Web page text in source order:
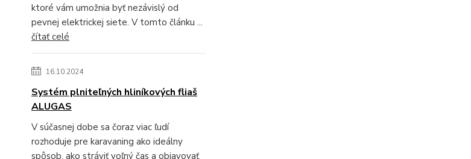
ktoré vám umožnia byť nezávislý od
pevnej elektrickej siete. V tomto článku ...
čítať celé
16.10.2024
Systém plniteľných hliníkových fliaš
ALUGAS
V súčasnej dobe sa čoraz viac ľudí
rozhoduje pre karavaning ako ideálny
spôsob, ako stráviť voľný čas a objavovať